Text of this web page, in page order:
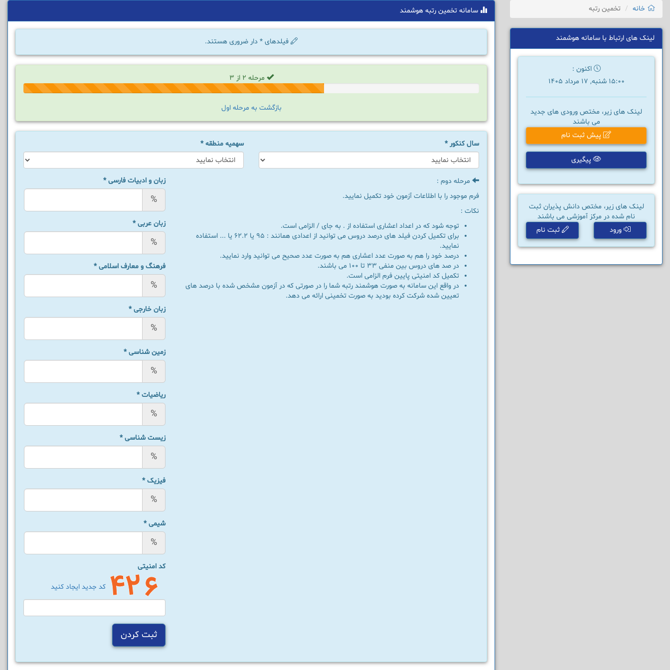
سامانه تخمین رتبه هوشمند
فیلدهای * دار ضروری هستند.
مرحله 2 از 3
66%
بازگشت به مرحله اول
سال کنکور* سهمیه منطقه*
مرحله دوم :
فرم موجود را با اطلاعات آزمون خود تکمیل نمایید.
نکات :
توجه شود که در اعداد اعشاری استفاده از . به جای / الزامی است.
برای تکمیل کردن فیلد های درصد دروس می توانید از اعدادی همانند : 95 یا 62.2 یا ... استفاده
نمایید.
درصد خود را هم به صورت عدد اعشاری هم به صورت عدد صحیح می توانید وارد نمایید.
در صد های دروس بین منفی 33 تا 100 می باشند.
تکمیل کد امنیتی پایین فرم الزامی است.
در واقع این سامانه به صورت هوشمند رتبه شما را در صورتی که در آزمون مشخص شده با درصد های
تعیین شده شرکت کرده بودید به صورت تخمینی ارائه می دهد.
زبان و ادبیات فارسی*
%
زبان عربی*
%
فرهنگ و معارف اسلامی*
%
زبان خارجی*
%
زمین شناسی*
%
ریاضیات*
%
زیست شناسی*
%
فیزیک*
%
شیمی*
%
کد امنیتی
کد جدید ایجاد کنید
ثبت کردن
خانه تخمین رتبه
لینک های ارتباط با سامانه هوشمند
اکنون :
15:00 شنبه, 17 مرداد 1405
لینک های زیر، مختص ورودی های جدید
می باشند
پیش ثبت نام
پیگیری
لینک های زیر، مختص دانش پذیران ثبت
نام شده در مرکز آموزشی می باشند
ورود
ثبت نام